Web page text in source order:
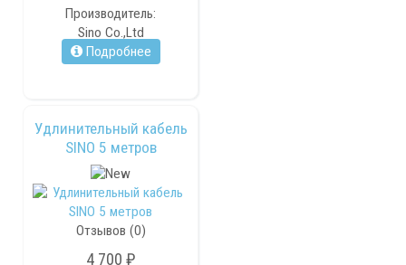
Производитель:
Sino Co.,Ltd
Подробнее
Удлинительный кабель
SINO 5 метров
Отзывов (0)
4 700 ₽